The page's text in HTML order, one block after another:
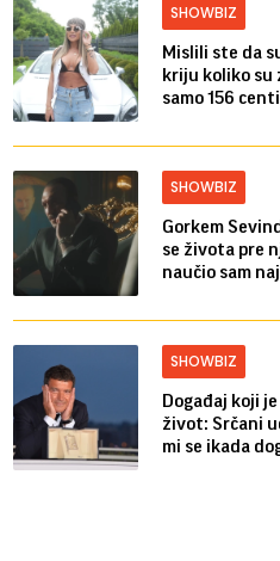
SHOWBIZ
Mislili ste da
kriju koliko su
samo 156
SHOWBIZ
Gorkem
se života pre
naučio sam
SHOWBIZ
Događaj koji
život: Srčani
mi se ikada